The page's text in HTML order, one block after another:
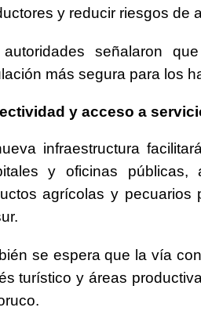
y reducir riesgos de
señalaron
más segura para los
y acceso a
infraestructura
y oficinas
agrícolas y pecuarios
se espera que la vía
turístico y áreas